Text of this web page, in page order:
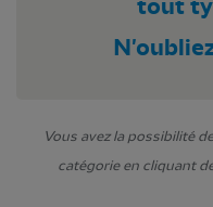
tout
Vous avez la possibilité
catégorie en cliquant